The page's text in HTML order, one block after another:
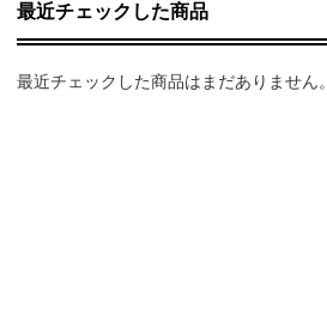
最近チェックした商品
最近チェックした商品はまだありません。